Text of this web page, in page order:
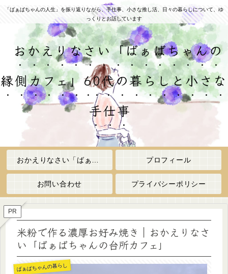
「ばぁばちゃんの人生」を振り返りながら、手仕事、小さな推し活、日々の暮らしについて、ゆ
っくりとお話しています
おかえりなさい「ばぁばちゃんの
縁側カフェ」60代の暮らしと小さな
手仕事
プロフィール
お問い合わせ プライバシーポリシー
PR
米粉で作る濃厚お好み焼き｜おかえりなさ
い「ばぁばちゃんの台所カフェ」
ばぁばちゃんの暮らし